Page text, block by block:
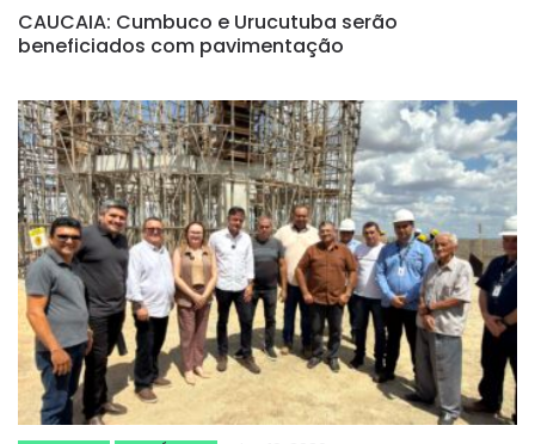
CAUCAIA: Cumbuco e Urucutuba serão
beneficiados com pavimentação